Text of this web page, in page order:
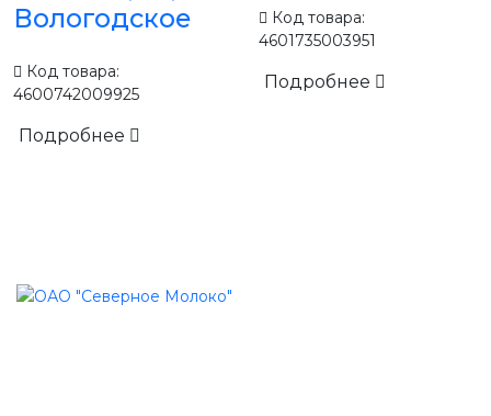
Вологодское
Код товара:
4600742009925
Подробнее
Код товара:
4601735003951
Подробнее